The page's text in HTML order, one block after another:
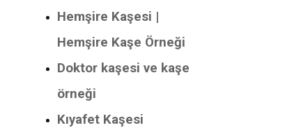
Hemşire Kaşesi |
Hemşire Kaşe Örneği
Doktor kaşesi ve kaşe
örneği
Kıyafet Kaşesi